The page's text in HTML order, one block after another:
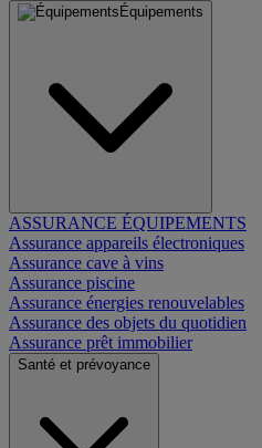
Équipements
ASSURANCE ÉQUIPEMENTS
Assurance appareils électroniques
Assurance cave à vins
Assurance piscine
Assurance énergies renouvelables
Assurance des objets du quotidien
Assurance prêt immobilier
Santé et prévoyance